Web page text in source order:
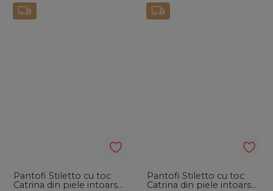
Pantofi Stiletto cu toc
Catrina din piele intoarsa
Pantofi Stiletto cu toc
Catrina din piele intoarsa